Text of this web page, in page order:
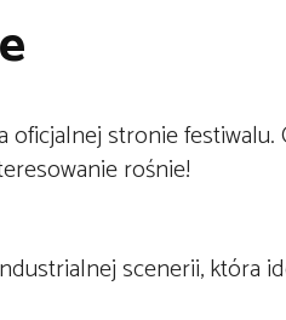
stronie
rośnie!
scenerii, która